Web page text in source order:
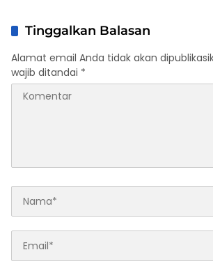
Tinggalkan Balasan
Alamat email Anda tidak akan
wajib ditandai *